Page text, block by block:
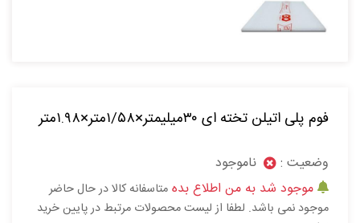
فوم پلی اتیلن تخته ای ۳۰میلیمتر×۱/۵۸متر×۱.۹۸متر
وضعیت :
ناموجود
موجود شد به من اطلاع بده متاسفانه کالا در حال حاضر
موجود نمی باشد. لطفا از لیست محصولات مرتبط در پایین خرید